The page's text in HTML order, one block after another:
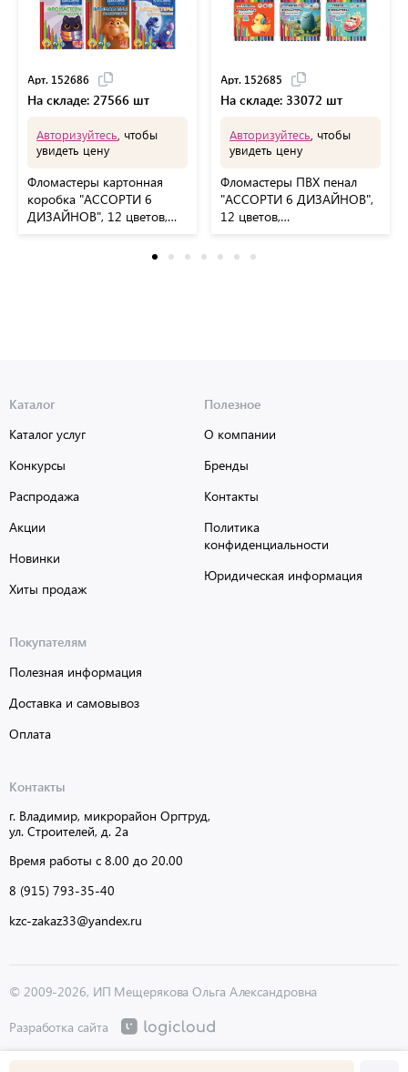
Арт. 152686
На складе: 27566 шт
Авторизуйтесь , чтобы
увидеть цену
Фломастеры картонная
коробка "АССОРТИ 6
ДИЗАЙНОВ", 12 цветов,
Арт. 152685
На складе: 33072 шт
Авторизуйтесь , чтобы
увидеть цену
Фломастеры ПВХ пенал
"АССОРТИ 6 ДИЗАЙНОВ",
12 цветов,
(Фанстер), 152685
Каталог
Каталог услуг
Конкурсы
Распродажа
Акции
Новинки
Хиты продаж
Полезное
О компании
Бренды
Контакты
Политика
конфиденциальности
Юридическая информация
Покупателям
Полезная информация
Доставка и самовывоз
Оплата
Контакты
г. Владимир, микрорайон Оргтруд,
ул. Строителей, д. 2а
Время работы с 8.00 до 20.00
8 (915) 793-35-40
kzc-zakaz33@yandex.ru
© 2009-2026, ИП Мещерякова Ольга Александровна
Разработка сайта